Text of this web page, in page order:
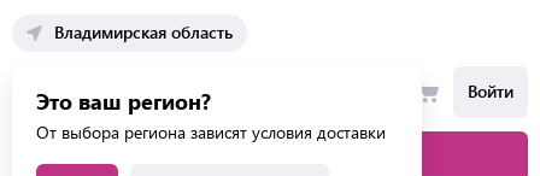
Владимирская область
Это ваш регион?
От выбора региона зависят условия доставки
Войти